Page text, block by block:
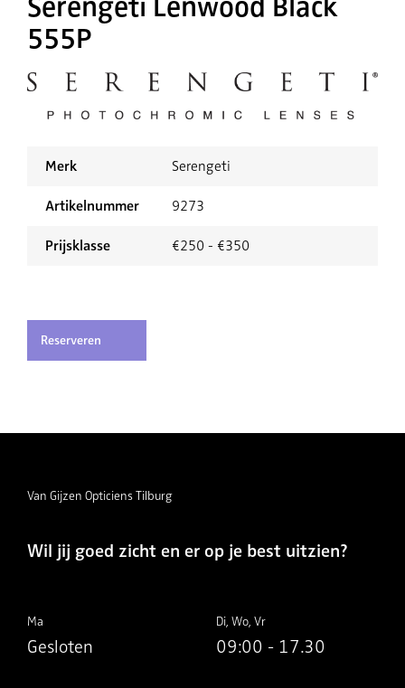
555P
Merk Serengeti
Artikelnummer 9273
Prijsklasse €250 - €350
Reserveren
Van Gijzen Opticiens Tilburg
Wil jij goed zicht en er op je best uitzien?
Ma
Gesloten
Di, Wo, Vr
09:00 - 17.30